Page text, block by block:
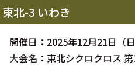
東北-3 いわき
開催日：2025年12月21日（日
大会名：東北シクロクロス